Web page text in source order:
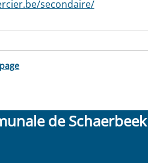
secondaire/
de Schaerbeek